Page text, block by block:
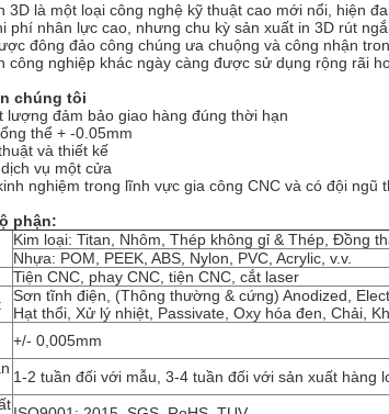
3D là một loại công nghệ kỹ thuật cao mới nổi, hiện
phí nhân lực cao, nhưng chu kỳ sản xuất in 3D rút
đông đảo công chúng ưa chuộng và công nhận
công nghiệp khác ngày càng được sử dụng rộng rãi
chúng tôi
lượng đảm bảo giao hàng đúng thời hạn
thể + -0.05mm
và thiết kế
vụ một cửa
nghiệm trong lĩnh vực gia công CNC và có đội
phận:
Kim loại: Titan, Nhôm, Thép không gỉ & Thép, Đồng
Nhựa: POM, PEEK, ABS, Nylon, PVC, Acrylic, v.v.
Tiện CNC, phay CNC, tiện CNC, cắt laser
Sơn tĩnh điện, (Thông thường & cứng) Anodized,
Hạt thổi, Xử lý nhiệt, Passivate, Oxy hóa đen, Chải,
+/- 0,005mm
1-2 tuần đối với mẫu, 3-4 tuần đối với sản xuất hàng